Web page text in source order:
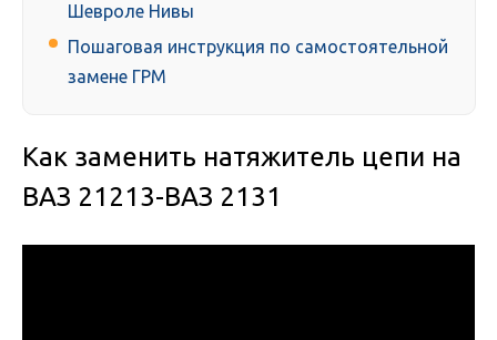
Шевроле Нивы
Пошаговая инструкция по самостоятельной
замене ГРМ
Как заменить натяжитель цепи на
ВАЗ 21213-ВАЗ 2131